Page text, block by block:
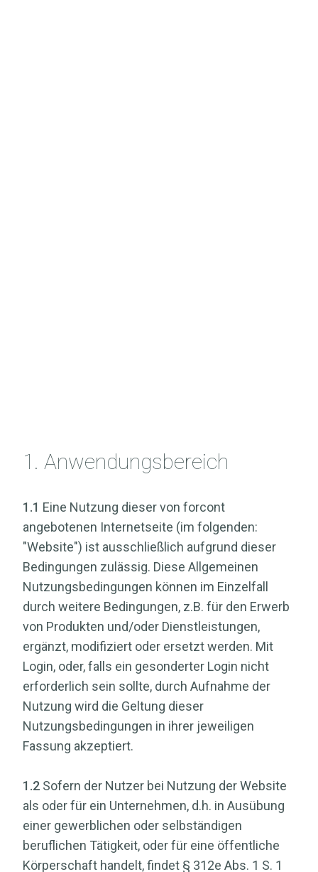
1. Anwendungsbereich
1.1 Eine Nutzung dieser von forcont
angebotenen Internetseite (im folgenden:
"Website") ist ausschließlich aufgrund dieser
Bedingungen zulässig. Diese Allgemeinen
Nutzungsbedingungen können im Einzelfall
durch weitere Bedingungen, z.B. für den Erwerb
von Produkten und/oder Dienstleistungen,
ergänzt, modifiziert oder ersetzt werden. Mit
Login, oder, falls ein gesonderter Login nicht
erforderlich sein sollte, durch Aufnahme der
Nutzung wird die Geltung dieser
Nutzungsbedingungen in ihrer jeweiligen
Fassung akzeptiert.
1.2 Sofern der Nutzer bei Nutzung der Website
als oder für ein Unternehmen, d.h. in Ausübung
einer gewerblichen oder selbständigen
beruflichen Tätigkeit, oder für eine öffentliche
Körperschaft handelt, findet § 312e Abs. 1 S. 1